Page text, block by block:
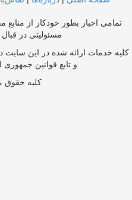
تمامی اخبار بطور خودکار از
مسئولیتی در قبال
کلیه خدمات ارائه شده در این سایت
و تابع قوانین
کلیه